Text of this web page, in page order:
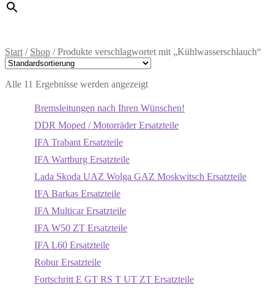
Start / Shop /Produkte verschlagwortet mit „Kühlwasserschlauch“
Alle 11 Ergebnisse werden angezeigt
Bremsleitungen nach Ihren Wünschen!
DDR Moped / Motorräder Ersatzteile
IFA Trabant Ersatzteile
IFA Wartburg Ersatzteile
Lada Skoda UAZ Wolga GAZ Moskwitsch Ersatzteile
IFA Barkas Ersatzteile
IFA Multicar Ersatzteile
IFA W50 ZT Ersatzteile
IFA L60 Ersatzteile
Robur Ersatzteile
Fortschritt E GT RS T UT ZT Ersatzteile